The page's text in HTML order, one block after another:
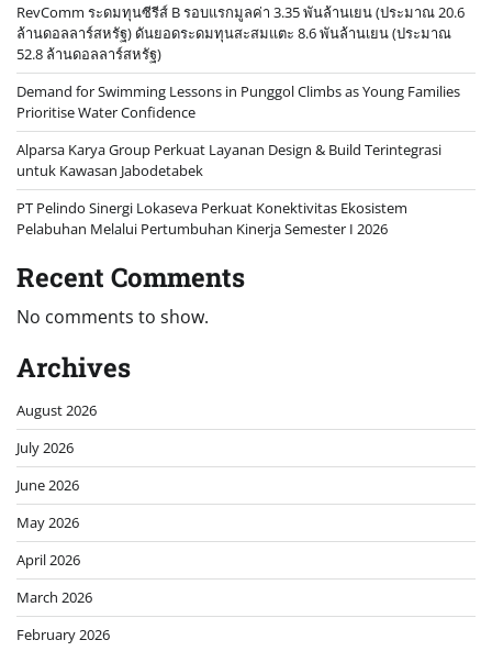
RevComm ระดมทุนซีรีส์ B รอบแรกมูลค่า 3.35 พันล้านเยน (ประมาณ 20.6
ล้านดอลลาร์สหรัฐ) ดันยอดระดมทุนสะสมแตะ 8.6 พันล้านเยน (ประมาณ
52.8 ล้านดอลลาร์สหรัฐ)
Demand for Swimming Lessons in Punggol Climbs as Young Families
Prioritise Water Confidence
Alparsa Karya Group Perkuat Layanan Design & Build Terintegrasi
untuk Kawasan Jabodetabek
PT Pelindo Sinergi Lokaseva Perkuat Konektivitas Ekosistem
Pelabuhan Melalui Pertumbuhan Kinerja Semester I 2026
Recent Comments
No comments to show.
Archives
August 2026
July 2026
June 2026
May 2026
April 2026
March 2026
February 2026